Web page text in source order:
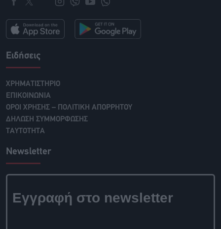
Ειδήσεις
ΧΡΗΜΑΤΙΣΤΗΡΙΟ
ΕΠΙΚΟΙΝΩΝΙΑ
ΟΡΟΙ ΧΡΗΣΗΣ – ΠΟΛΙΤΙΚΗ ΑΠΟΡΡΗΤΟΥ
ΔΗΛΩΣΗ ΣΥΜΜΟΡΦΩΣΗΣ
ΤΑΥΤΟΤΗΤΑ
Newsletter
Εγγραφή στο newsletter